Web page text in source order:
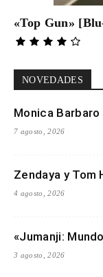
«Top Gun»
NOVEDADES
Monica Barbaro
7 agosto, 2026
Zendaya y Tom
4 agosto, 2026
«Jumanji:
3 agosto, 2026